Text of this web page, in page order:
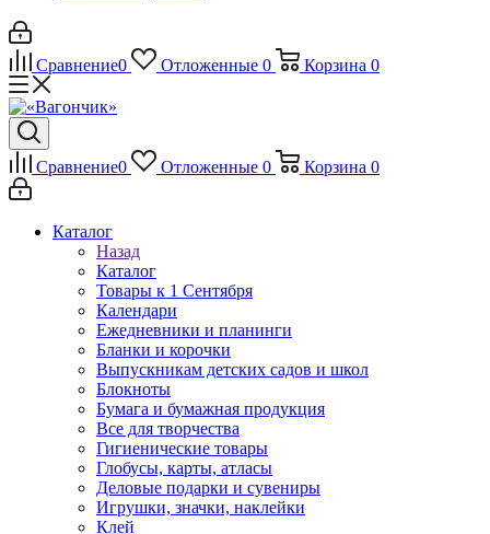
Сравнение0 Отложенные 0 Корзина 0
Сравнение0 Отложенные 0 Корзина 0
Каталог
Назад
Каталог
Товары к 1 Сентября
Календари
Ежедневники и планинги
Бланки и корочки
Выпускникам детских садов и школ
Блокноты
Бумага и бумажная продукция
Все для творчества
Гигиенические товары
Глобусы, карты, атласы
Деловые подарки и сувениры
Игрушки, значки, наклейки
Клей